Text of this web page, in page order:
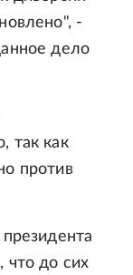
-
дело
так как
против
что до сих